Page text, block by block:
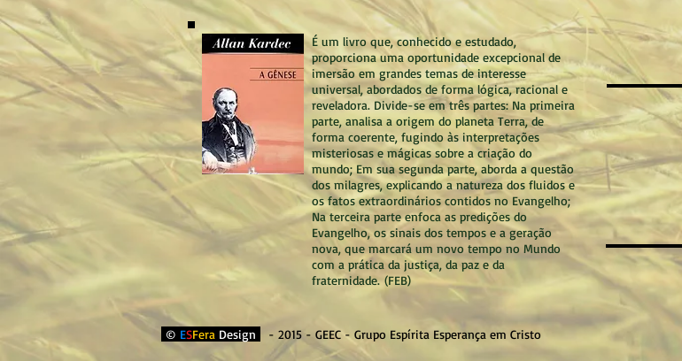
É um livro que, conhecido e estudado,
proporciona uma oportunidade excepcional de
imersão em grandes temas de interesse
universal, abordados de forma lógica, racional e
reveladora. Divide-se em três partes: Na primeira
parte, analisa a origem do planeta Terra, de
forma coerente, fugindo às interpretações
misteriosas e mágicas sobre a criação do
mundo; Em sua segunda parte, aborda a questão
dos milagres, explicando a natureza dos fluidos e
os fatos extraordinários contidos no Evangelho;
Na terceira parte enfoca as predições do
Evangelho, os sinais dos tempos e a geração
nova, que marcará um novo tempo no Mundo
com a prática da justiça, da paz e da
fraternidade. (FEB)
© ESFera Design - 2015 - GEEC - Grupo Espírita Esperança em Cristo